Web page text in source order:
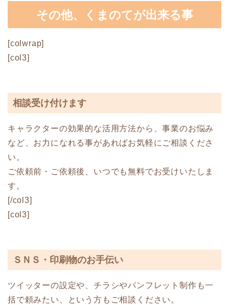
その他、くまのてが出来る事
[colwrap]
[col3]
相談受け付けます
キャラクターの効果的な活用方法から、事業のお悩み
など、お力になれる事があればお気軽にご相談くださ
い。
ご依頼前・ご依頼後、いつでも無料でお受けいたしま
す。
[/col3]
[col3]
ＳＮＳ・印刷物のお手伝い
ツイッターの設定や、チラシやパンフレット制作も一
括で頼みたい、という方もご相談ください。